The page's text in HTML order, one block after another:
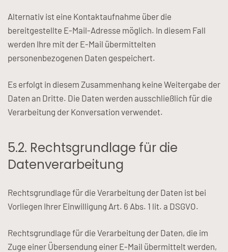
Alternativ ist eine Kontaktaufnahme über die
bereitgestellte E-Mail-Adresse möglich. In diesem Fall
werden Ihre mit der E-Mail übermittelten
personenbezogenen Daten gespeichert.
Es erfolgt in diesem Zusammenhang keine Weitergabe der
Daten an Dritte. Die Daten werden ausschließlich für die
Verarbeitung der Konversation verwendet.
5.2. Rechtsgrundlage für die
Datenverarbeitung
Rechtsgrundlage für die Verarbeitung der Daten ist bei
Vorliegen Ihrer Einwilligung Art. 6 Abs. 1 lit. a DSGVO.
Rechtsgrundlage für die Verarbeitung der Daten, die im
Zuge einer Übersendung einer E-Mail übermittelt werden,